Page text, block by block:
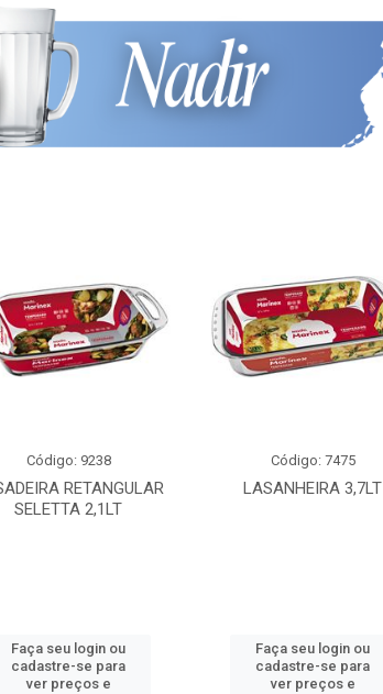
RETANGULAR
SELETTA 2,1LT
Código: 9238
Faça seu login ou
cadastre-se para
ver preços e
LASANHEIRA 3,7LT
Código: 7475
Faça seu login ou
cadastre-se para
ver preços e